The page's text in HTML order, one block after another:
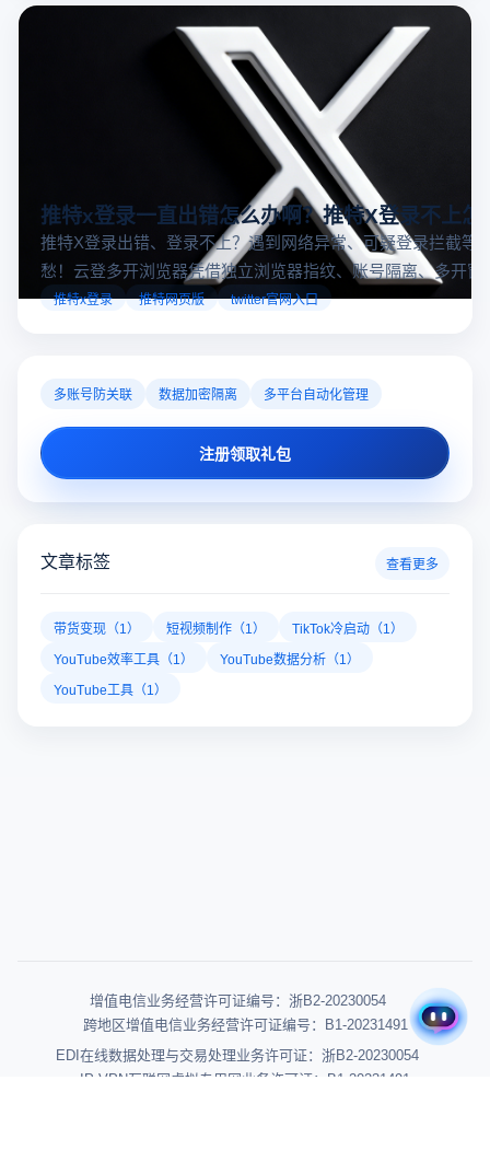
登多开浏览器一起来了解海外直播平台哪些最受欢迎。
推特x登录一直出错怎么办啊？推特X登录不上怎
推特X登录出错、登录不上？遇到网络异常、可疑登录拦截等
愁！云登多开浏览器凭借独立浏览器指纹、账号隔离、多开窗
对性解决登录难题，让推特X登录更稳定安全～
推特x登录 推特网页版 twitter官网入口
多账号防关联 数据加密隔离 多平台自动化管理
注册领取礼包
文章标签 查看更多
带货变现（1） 短视频制作（1）
TikTok冷启动（1）
YouTube效率工具（1）
YouTube数据分析（1）
YouTube工具（1）
增值电信业务经营许可证编号：浙B2-20230054
跨地区增值电信业务经营许可证编号：B1-20231491
EDI在线数据处理与交易处理业务许可证：浙B2-20230054
IP-VPN互联网虚拟专用网业务许可证：B1-20231491